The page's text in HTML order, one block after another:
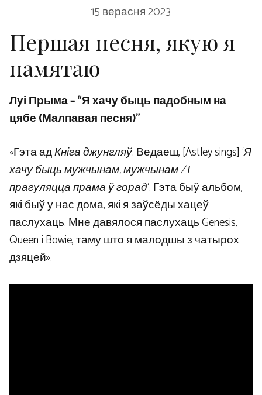
15 верасня 2023
Першая песня, якую я
памятаю
Луі Прыма – “Я хачу быць падобным на
цябе (Малпавая песня)”
«Гэта адКніга джунгляў. Ведаеш, [Astley sings] ‘Я
хачу быць мужчынам, мужчынам / І
прагуляцца прама ў горад‘. Гэта быў альбом,
які быў у нас дома, які я заўсёды хацеў
паслухаць. Мне давялося паслухаць Genesis,
Queen і Bowie, таму што я малодшы з чатырох
дзяцей».